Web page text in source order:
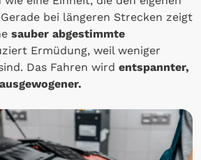
bei längeren Strecken zeigt
sauber abgestimmte
Ermüdung, weil weniger
Das Fahren wird entspannter,